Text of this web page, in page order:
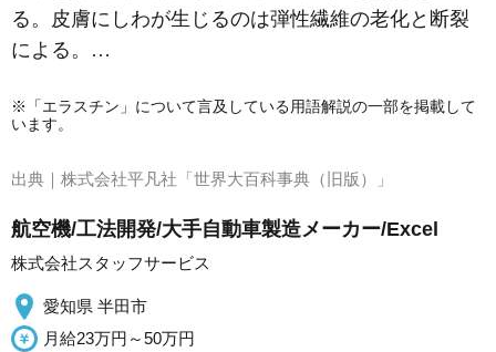
る。皮膚に しわが生じるのは弾性繊維の老化と断裂
による。…
※「エラスチン」について言及している用語解説の一部を掲載して
います。
出典｜ 株式会社平凡社「世界大百科事典（旧版）」
航空機/工法開発/大手自動車製造メーカー/Excel
株式会社スタッフサービス
愛知県 半田市
月給23万円～50万円